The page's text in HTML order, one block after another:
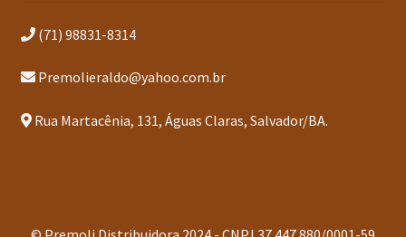
(71) 98831-8314
Premolieraldo@yahoo.com.br
Rua Martacênia, 131, Águas Claras, Salvador/BA.